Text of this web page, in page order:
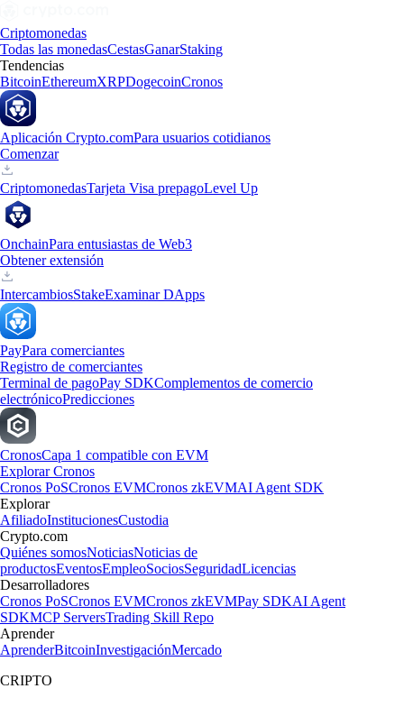
Criptomonedas
Todas las monedasCestasGanarStaking
Tendencias
BitcoinEthereumXRPDogecoinCronos
Aplicación Crypto.comPara usuarios cotidianos
Comenzar
CriptomonedasTarjeta Visa prepagoLevel Up
OnchainPara entusiastas de Web3
Obtener extensión
IntercambiosStakeExaminar DApps
PayPara comerciantes
Registro de comerciantes
Terminal de pagoPay SDKComplementos de comercio
electrónicoPredicciones
CronosCapa 1 compatible con EVM
Explorar Cronos
Cronos PoSCronos EVMCronos zkEVMAI Agent SDK
Explorar
AfiliadoInstitucionesCustodia
Crypto.com
Quiénes somosNoticiasNoticias de
productosEventosEmpleoSociosSeguridadLicencias
Desarrolladores
Cronos PoSCronos EVMCronos zkEVMPay SDKAI Agent
SDKMCP ServersTrading Skill Repo
Aprender
AprenderBitcoinInvestigaciónMercado
CRIPTO